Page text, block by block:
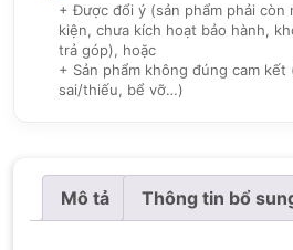
+ Được đổi ý (sản phẩm phải còn
kiện, chưa kích hoạt bảo hành,
trả góp), hoặc
+ Sản phẩm không đúng cam
sai/thiếu, bể vỡ…)
Mô tả Thông tin bổ